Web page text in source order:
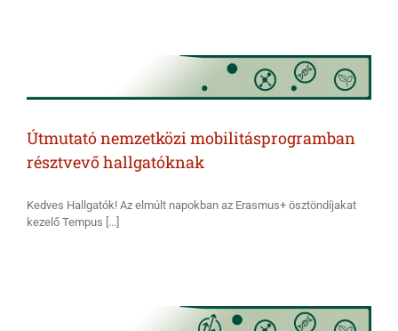
Útmutató nemzetközi mobilitásprogramban
résztvevő hallgatóknak
Kedves Hallgatók! Az elmúlt napokban az Erasmus+ ösztöndíjakat
kezelő Tempus [...]